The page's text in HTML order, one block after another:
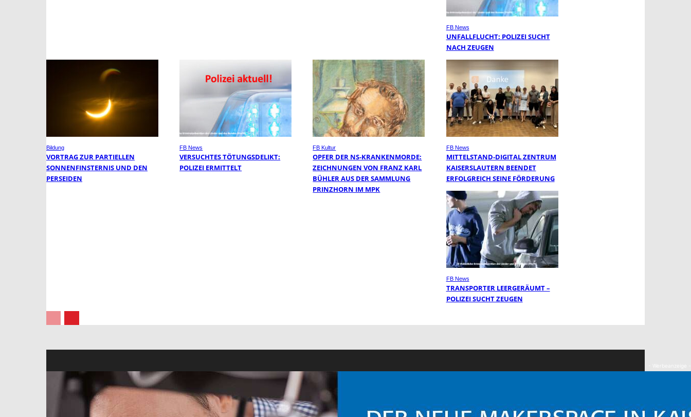
FB News
UNFALLFLUCHT: POLIZEI SUCHT
NACH ZEUGEN
Bildung
VORTRAG ZUR PARTIELLEN
SONNENFINSTERNIS UND DEN
PERSEIDEN
FB News
VERSUCHTES TÖTUNGSDELIKT:
POLIZEI ERMITTELT
FB Kultur
OPFER DER NS-KRANKENMORDE:
ZEICHNUNGEN VON FRANZ KARL
BÜHLER AUS DER SAMMLUNG
PRINZHORN IM MPK
FB News
MITTELSTAND-DIGITAL ZENTRUM
KAISERSLAUTERN BEENDET
ERFOLGREICH SEINE FÖRDERUNG
FB News
TRANSPORTER LEERGERÄUMT –
POLIZEI SUCHT ZEUGEN
- Werbeanzeige -